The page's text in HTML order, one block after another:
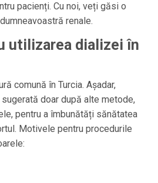
pacienți. Cu noi, veți găsi o
renale.
utilizarea dializei în
comună în Turcia. Așadar,
doar după alte metode,
pentru a îmbunătăți sănătatea
Motivele pentru procedurile